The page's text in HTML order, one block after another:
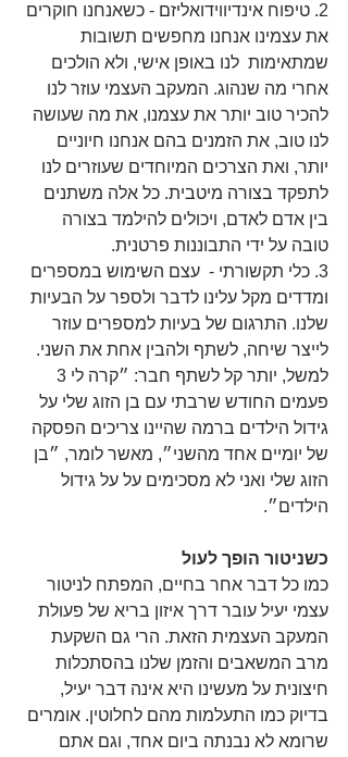
2. טיפוח אינדיווידואליזם - כשאנחנו חוקרים
את עצמינו אנחנו מחפשים תשובות
שמתאימות  לנו באופן אישי, ולא הולכים
אחרי מה שנהוג. המעקב העצמי עוזר לנו
להכיר טוב יותר את עצמנו, את מה שעושה
לנו טוב, את הזמנים בהם אנחנו חיוניים
יותר, ואת הצרכים המיוחדים שעוזרים לנו
לתפקד בצורה מיטבית. כל אלה משתנים
בין אדם לאדם, ויכולים להילמד בצורה
טובה על ידי התבוננות פרטנית.
3. כלי תקשורתי -  עצם השימוש במספרים
ומדדים מקל עלינו לדבר ולספר על הבעיות
שלנו. התרגום של בעיות למספרים עוזר
לייצר שיחה, לשתף ולהבין אחת את השני.
פעמים החודש שרבתי עם בן הזוג שלי על
גידול הילדים ברמה שהיינו צריכים הפסקה
של יומיים אחד מהשני״, מאשר לומר, ״בן
הזוג שלי ואני לא מסכימים על על גידול
הילדים״.
כשניטור הופך לעול
כמו כל דבר אחר בחיים, המפתח לניטור
עצמי יעיל עובר דרך איזון בריא של פעולת
המעקב העצמית הזאת. הרי גם השקעת
מרב המשאבים והזמן שלנו בהסתכלות
חיצונית על מעשינו היא אינה דבר יעיל,
בדיוק כמו התעלמות מהם לחלוטין. אומרים
שרומא לא נבנתה ביום אחד, וגם אתם